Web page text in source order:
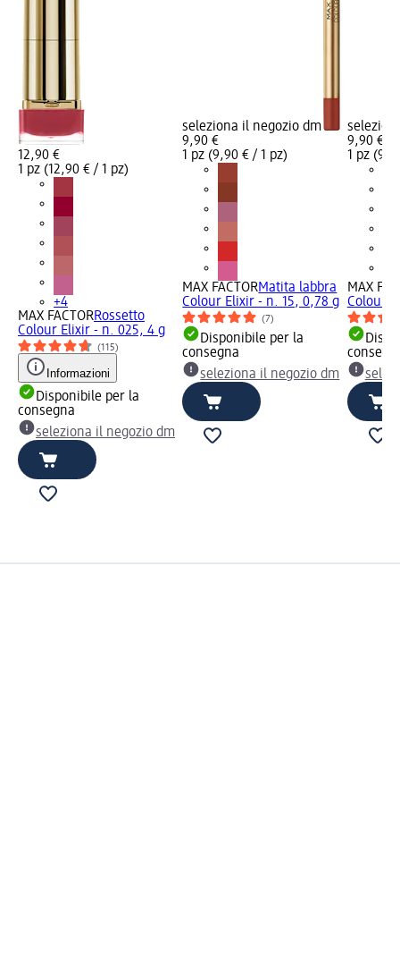
12,90 €
1 pz (12,90 € / 1 pz)
+4
MAX FACTORRossetto
Colour Elixir - n. 025, 4 g
(115)
Informazioni
Disponibile per la
consegna
seleziona il negozio dm
seleziona il negozio dm
9,90 €
1 pz (9,90 € / 1 pz)
MAX FACTORMatita labbra
Colour Elixir - n. 15, 0,78 g
(7)
Disponibile per la
consegna
seleziona il negozio dm
9,90 €
1 pz
MAX
Colour